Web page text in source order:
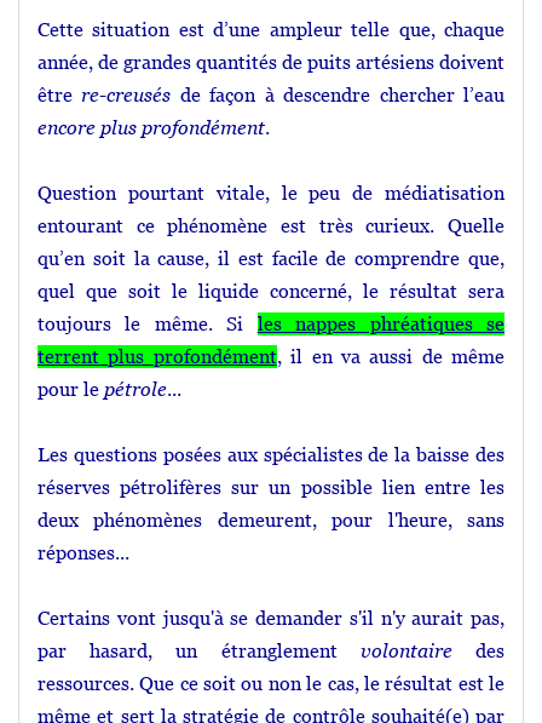
Cette situation est d’une ampleur telle que, chaque
année, de grandes quantités de puits artésiens doivent
êtrere-creusés de façon à descendre chercher l’eau
encore plus profondément.
Question pourtant vitale, le peu de médiatisation
entourant ce phénomène est très curieux. Quelle
qu’en soit la cause, il est facile de comprendre que,
quel que soit le liquide concerné, le résultat sera
toujours le même. Si les nappes phréatiques se
terrent plus profondément, il en va aussi de même
pour le pétrole...
Les questions posées aux spécialistes de la baisse des
réserves pétrolifères sur un possible lien entre les
deux phénomènes demeurent, pour l'heure, sans
réponses...
Certains vont jusqu'à se demander s'il n'y aurait pas,
par hasard, un étranglement volontairedes
ressources. Que ce soit ou non le cas, le résultat est le
même et sert la stratégie de contrôle souhaité(e) par